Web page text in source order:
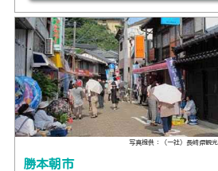
写真提供：（一社）長崎県観
勝本朝市